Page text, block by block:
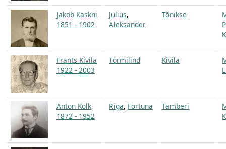
Jakob Kaskni
1851 - 1902
Julius,
Aleksander
Tõnikse
Frants Kivila
1922 - 2003
Tormilind Kivila
Anton Kolk
1872 - 1952
Riga, Fortuna Tamberi